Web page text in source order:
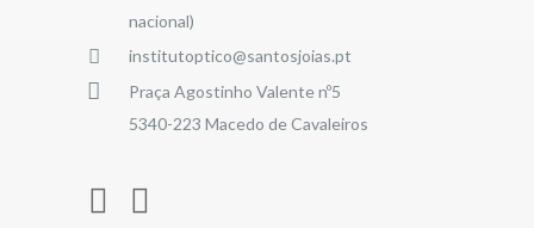
nacional)
institutoptico@santosjoias.pt
Praça Agostinho Valente nº5
5340-223 Macedo de Cavaleiros